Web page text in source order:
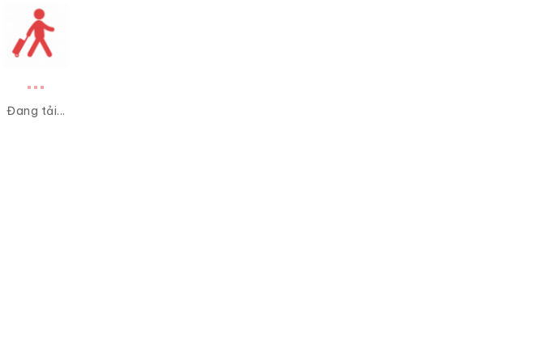
Đang tải...